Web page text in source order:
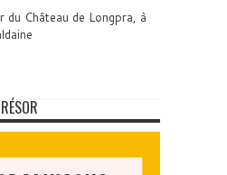
du Château de Longpra, à